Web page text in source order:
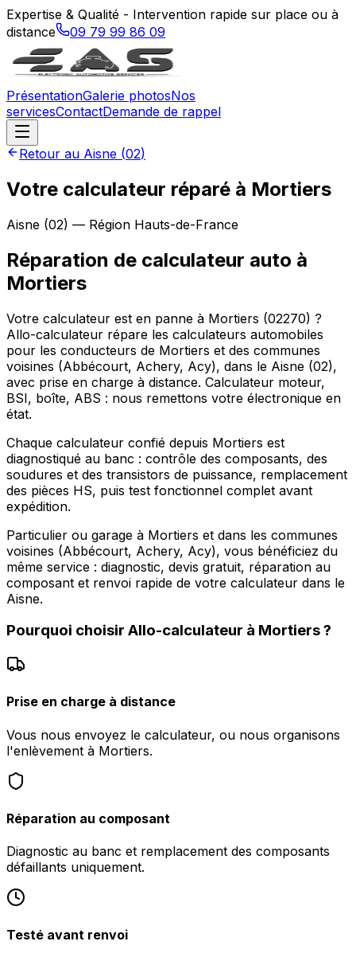
Expertise & Qualité - Intervention rapide sur place ou à
distance
09 79 99 86 09
PrésentationGalerie photosNos
servicesContactDemande de rappel
Retour au Aisne (02)
Votre calculateur réparé à Mortiers
Aisne (02) — Région Hauts-de-France
Réparation de calculateur auto à
Mortiers
Votre calculateur est en panne à Mortiers (02270) ?
Allo-calculateur répare les calculateurs automobiles
pour les conducteurs de Mortiers et des communes
voisines (Abbécourt, Achery, Acy), dans le Aisne (02),
avec prise en charge à distance. Calculateur moteur,
BSI, boîte, ABS : nous remettons votre électronique en
état.
Chaque calculateur confié depuis Mortiers est
diagnostiqué au banc : contrôle des composants, des
soudures et des transistors de puissance, remplacement
des pièces HS, puis test fonctionnel complet avant
expédition.
Particulier ou garage à Mortiers et dans les communes
voisines (Abbécourt, Achery, Acy), vous bénéficiez du
même service : diagnostic, devis gratuit, réparation au
composant et renvoi rapide de votre calculateur dans le
Aisne.
Pourquoi choisir Allo-calculateur à Mortiers?
Prise en charge à distance
Vous nous envoyez le calculateur, ou nous organisons
l'enlèvement à Mortiers.
Réparation au composant
Diagnostic au banc et remplacement des composants
défaillants uniquement.
Testé avant renvoi